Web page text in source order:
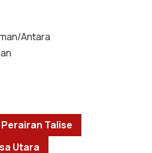
Antara
Talise
Utara